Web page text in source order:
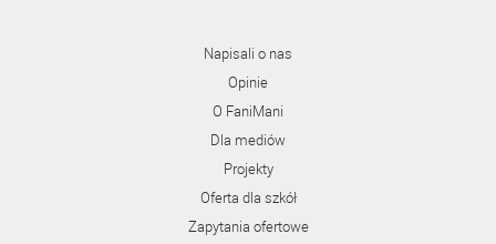
Napisali o nas
Opinie
O FaniMani
Dla mediów
Projekty
Oferta dla szkół
Zapytania ofertowe